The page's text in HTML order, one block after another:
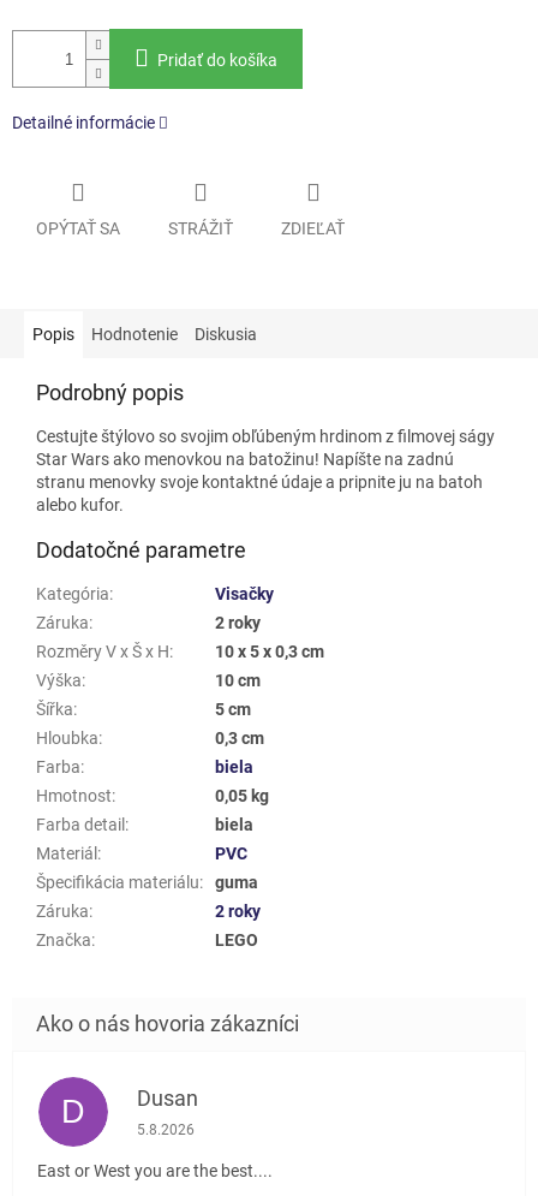
Pridať do košíka
Detailné informácie
OPÝTAŤ SA STRÁŽIŤ ZDIEĽAŤ
Popis Hodnotenie Diskusia
Podrobný popis
Cestujte štýlovo so svojim obľúbeným hrdinom z filmovej ságy
Star Wars ako menovkou na batožinu! Napíšte na zadnú
stranu menovky svoje kontaktné údaje a pripnite ju na batoh
alebo kufor.
Dodatočné parametre
Kategória:
Visačky
Záruka:
2 roky
Rozměry V x Š x H:
10 x 5 x 0,3 cm
Výška:
10 cm
Šířka:
5 cm
Hloubka:
0,3 cm
Farba:
biela
Hmotnost:
0,05 kg
Farba detail :
biela
Materiál :
PVC
Špecifikácia materiálu:
guma
Záruka:
2 roky
Značka: LEGO
D Dusan
Hodnotenie obchodu je 5 z 5 hviezdičiek.
5.8.2026
East or West you are the best....